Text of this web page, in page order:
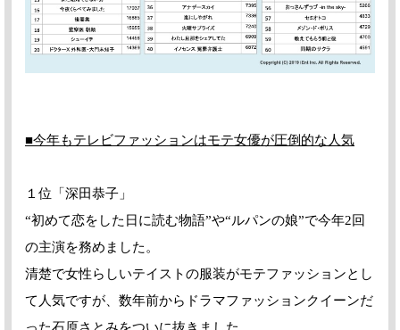
■今年もテレビファッションはモテ女優が圧倒的な人気
１位「深田恭子」
“初めて恋をした日に読む物語”や“ルパンの娘”で今年2回
の主演を務めました。
清楚で女性らしいテイストの服装がモテファッションとし
て人気ですが、数年前からドラマファッションクイーンだ